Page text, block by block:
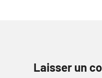
Laisser un